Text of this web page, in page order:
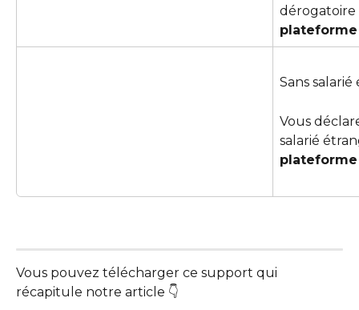
dérogatoire
plateforme
Sans
Vous
salarié
Vous pouvez télécharger ce support qui
récapitule notre article 👇